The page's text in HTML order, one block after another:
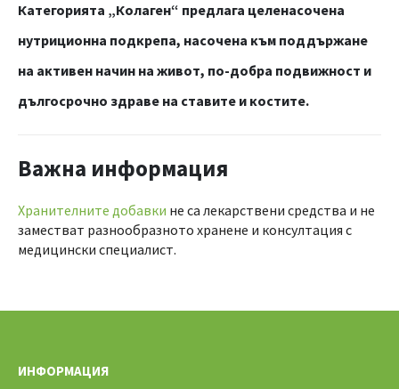
Категорията „Колаген“ предлага целенасочена
нутриционна подкрепа, насочена към поддържане
на активен начин на живот, по-добра подвижност и
дългосрочно здраве на ставите и костите.
Важна информация
Хранителните добавки не са лекарствени средства и не
заместват разнообразното хранене и консултация с
медицински специалист.
ИНФОРМАЦИЯ